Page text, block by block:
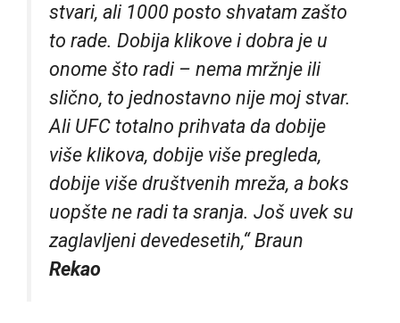
stvari, ali 1000 posto shvatam zašto
to rade. Dobija klikove i dobra je u
onome što radi – nema mržnje ili
slično, to jednostavno nije moj stvar.
Ali UFC totalno prihvata da dobije
više klikova, dobije više pregleda,
dobije više društvenih mreža, a boks
uopšte ne radi ta sranja. Još uvek su
zaglavljeni devedesetih,“ Braun
Rekao